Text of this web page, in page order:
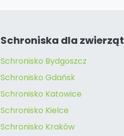
Schroniska dla zwierząt
Schronisko Bydgoszcz
Schronisko Gdańsk
Schronisko Katowice
Schronisko Kielce
Schronisko Kraków